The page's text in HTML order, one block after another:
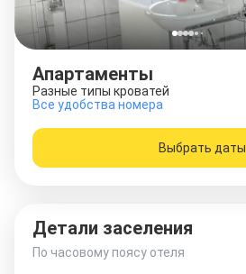
Апартаменты
Разные типы кроватей
Все удобства номера
Выбрать даты
Детали заселения
По часовому поясу отеля